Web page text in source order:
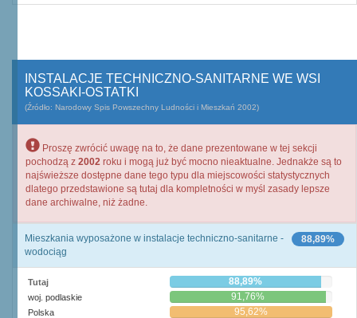
INSTALACJE TECHNICZNO-SANITARNE WE WSI
KOSSAKI-OSTATKI
(Źródło: Narodowy Spis Powszechny Ludności i Mieszkań 2002)
Proszę zwrócić uwagę na to, że dane prezentowane w tej sekcji
pochodzą z 2002 roku i mogą już być mocno nieaktualne. Jednakże są to
najświeższe dostępne dane tego typu dla miejscowości statystycznych
dlatego przedstawione są tutaj dla kompletności w myśl zasady lepsze
dane archiwalne, niż żadne.
88,89%
Mieszkania wyposażone w instalacje techniczno-sanitarne -
wodociąg
Tutaj 88,89%
woj. podlaskie 91,76%
Polska 95,62%